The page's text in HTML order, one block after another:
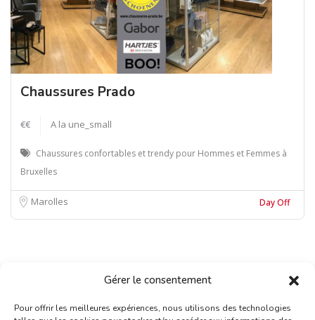
Gérer le consentement
Pour offrir les meilleures expériences, nous utilisons des technologies
Chaussures Prado
€€ A la une_small
Chaussures confortables et trendy pour Hommes et Femmes à
Bruxelles
Marolles Day Off